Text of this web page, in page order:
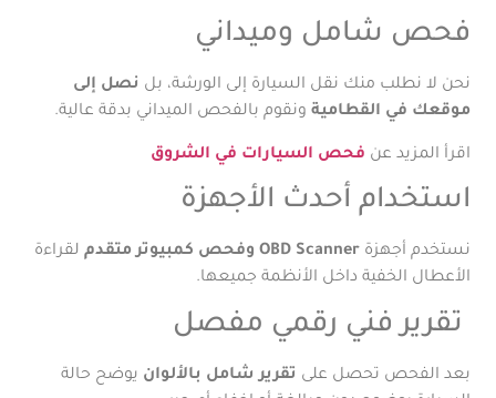
فحص شامل وميداني
نحن لا نطلب منك نقل السيارة إلى الورشة، بل نصل إلى
موقعك في القطامية ونقوم بالفحص الميداني بدقة عالية.
اقرأ المزيد عن فحص السيارات في الشروق
استخدام أحدث الأجهزة
نستخدم أجهزةOBD Scanner وفحص كمبيوتر متقدم
لقراءة
الأعطال الخفية داخل الأنظمة جميعها.
تقرير فني رقمي مفصل
بعد الفحص تحصل على تقرير شامل بالألوان يوضح حالة